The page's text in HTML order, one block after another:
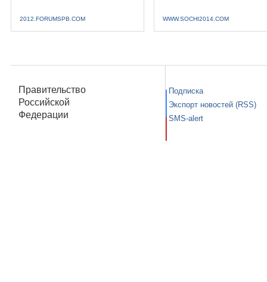
2012.FORUMSPB.COM WWW.SOCHI2014.COM
Правительство
Российской
Федерации
Подписка
Экспорт новостей (RSS)
SMS-alert